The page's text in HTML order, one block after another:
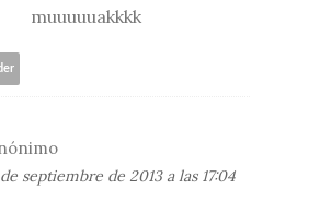
muuuuuakkkk
septiembre de 2013 a las 17:04